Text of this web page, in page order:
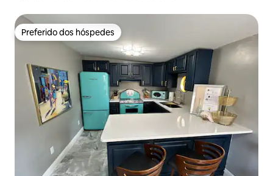
Preferido dos hóspedes
Preferido dos hóspedes